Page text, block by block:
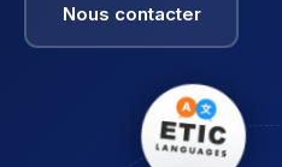
Nous contacter